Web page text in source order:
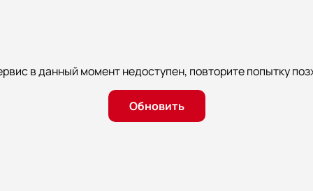
в данный момент недоступен, повторите попытку
Обновить